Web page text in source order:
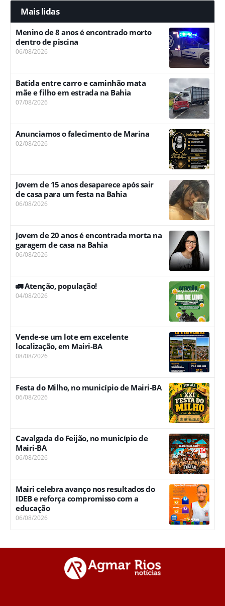
Mais lidas
Menino de 8 anos é encontrado morto
dentro de piscina
06/08/2026
Batida entre carro e caminhão mata
mãe e filho em estrada na Bahia
07/08/2026
Anunciamos o falecimento de Marina
02/08/2026
Jovem de 15 anos desaparece após sair
de casa para um festa na Bahia
06/08/2026
Jovem de 20 anos é encontrada morta na
garagem de casa na Bahia
06/08/2026
🚛 Atenção, população!
04/08/2026
Vende-se um lote em excelente
localização, em Mairi-BA
08/08/2026
Festa do Milho, no município de Mairi-BA
06/08/2026
Cavalgada do Feijão, no município de
Mairi-BA
06/08/2026
Mairi celebra avanço nos resultados do
IDEB e reforça compromisso com a
educação
06/08/2026